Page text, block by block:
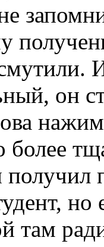
он
более
там